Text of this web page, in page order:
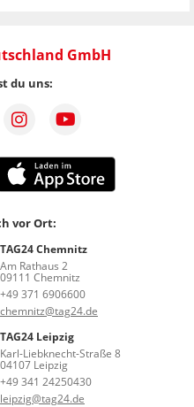
GmbH
du uns:
vor Ort:
TAG24 Chemnitz
Am Rathaus 2
09111 Chemnitz
+49 371 6906600
chemnitz@tag24.de
TAG24 Leipzig
Karl-Liebknecht-Straße 8
04107 Leipzig
+49 341 24250430
leipzig@tag24.de